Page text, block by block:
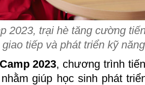
2023, trại hè tăng cường
tiếp và phát triển kỹ
2023, chương trình
giúp học sinh phát